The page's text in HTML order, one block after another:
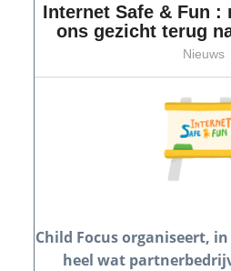
Internet Safe & Fun :
ons gezicht terug
Nieuws
Child Focus organiseert,
heel wat